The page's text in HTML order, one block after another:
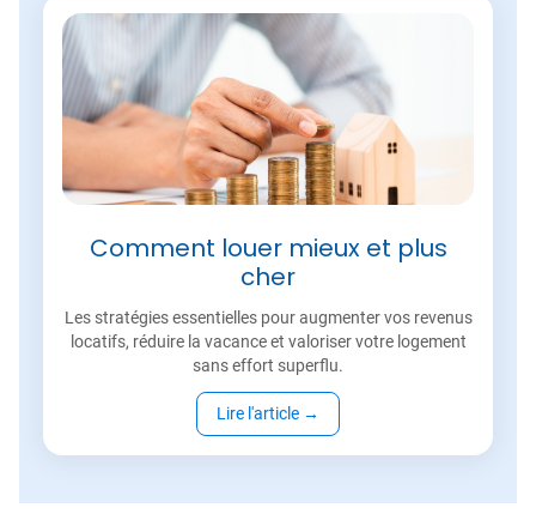
Comment louer mieux et plus
cher
Les stratégies essentielles pour augmenter vos revenus
locatifs, réduire la vacance et valoriser votre logement
sans effort superflu.
Lire l'article →